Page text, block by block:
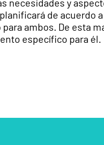
necesidades y
de acuerdo
ambos. De esta
específico para él.